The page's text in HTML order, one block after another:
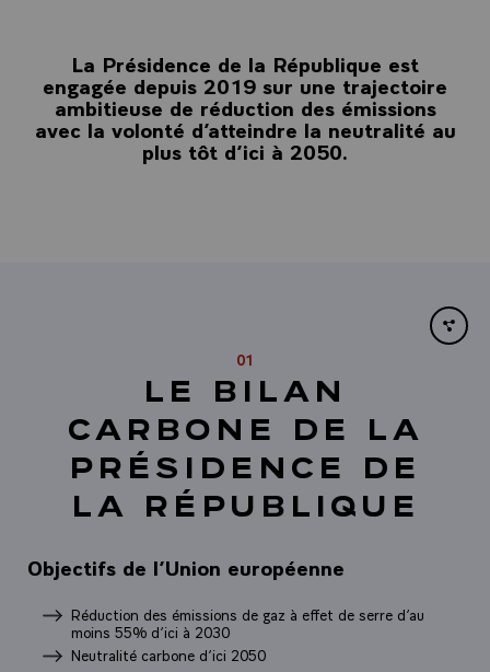
La Présidence de la République est
engagée depuis 2019 sur une trajectoire
ambitieuse de réduction des émissions
avec la volonté d’atteindre la neutralité au
plus tôt d’ici à 2050.
01
LE BILAN
CARBONE DE LA
PRÉSIDENCE DE
LA RÉPUBLIQUE
Share
Objectifs de l’Union européenne
Réduction des émissions de gaz à effet de serre d’au
moins 55% d’ici à 2030
Neutralité carbone d’ici 2050